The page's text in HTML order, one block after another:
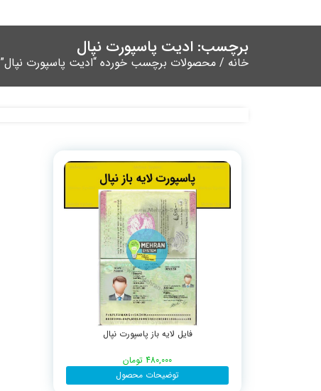
برچسب: ادیت پاسپورت نپال
خانه / محصولات برچسب خورده “ادیت پاسپورت نپال”
فایل لایه باز پاسپورت نپال
480,000 تومان
توضیحات محصول